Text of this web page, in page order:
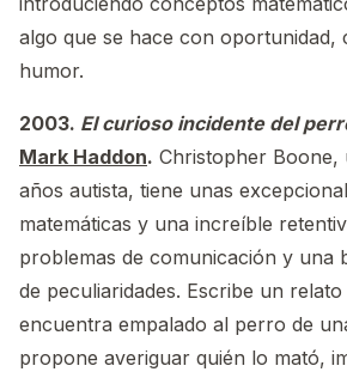
algo que se hace con oportunidad,
humor.
2003. El curioso incidente del
Mark Haddon. Christopher Boone,
años autista, tiene unas
matemáticas y una increíble
problemas de comunicación y una
de peculiaridades. Escribe un
encuentra empalado al perro de
propone averiguar quién lo mató,